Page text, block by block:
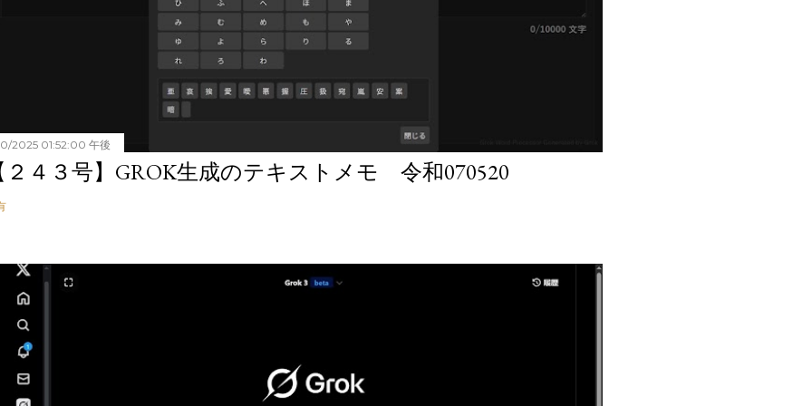
2025 01:52:00 午後
２４３号】GROK生成のテキストメモ 令和070520